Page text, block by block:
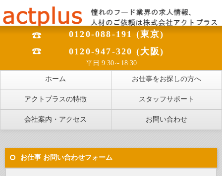
0120-088-191 (東京)
0120-947-320 (大阪)
平日 9:30～18:30
ホーム お仕事をお探しの方へ
アクトプラスの特徴 スタッフサポート
会社案内・アクセス お問い合わせ
お仕事 お問い合わせフォーム